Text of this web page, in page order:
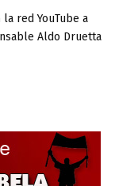
red YouTube a
Aldo Druetta